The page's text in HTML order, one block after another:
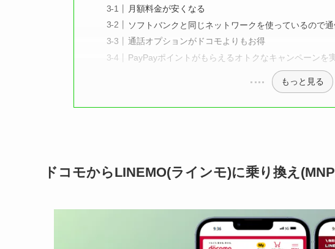
月額料金が安くなる
ソフトバンクと同じネットワークを使っているので
通話オプションがドコモよりもお得
PayPayポイントがもらえるオトクなキャンペーンを
もっと見る
ドコモからLINEMO(ラインモ)に乗り換え